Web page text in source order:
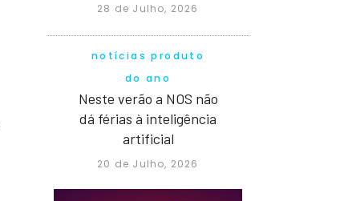
28 de Julho, 2026
notícias produto
do ano
Neste verão a NOS não
dá férias à inteligência
artificial
20 de Julho, 2026